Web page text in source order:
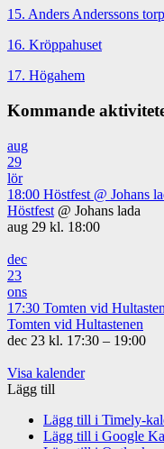
15. Anders Anderssons torp
16. Kröppahuset
17. Högahem
Kommande
aug
29
lör
18:00 Höstfest @ Johans
Höstfest @ Johans lada
aug 29 kl. 18:00
dec
23
ons
17:30 Tomten vid
Tomten vid Hultastenen
dec 23 kl. 17:30 – 19:00
Visa kalender
Lägg till
Lägg till i Timely-
Lägg till i Google